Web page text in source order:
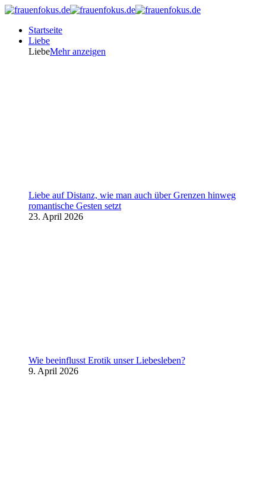
Startseite
Liebe
LiebeMehr anzeigen
Liebe auf Distanz, wie man auch über Grenzen hinweg
romantische Gesten setzt
23. April 2026
Wie beeinflusst Erotik unser Liebesleben?
9. April 2026